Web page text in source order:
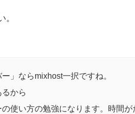
。
」ならmixhost一択ですね。
から
使い方の勉強になります。時間